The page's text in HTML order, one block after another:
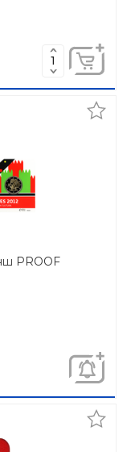
PROOF